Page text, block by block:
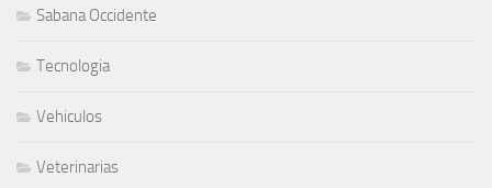
Sabana Occidente
Tecnologia
Vehiculos
Veterinarias